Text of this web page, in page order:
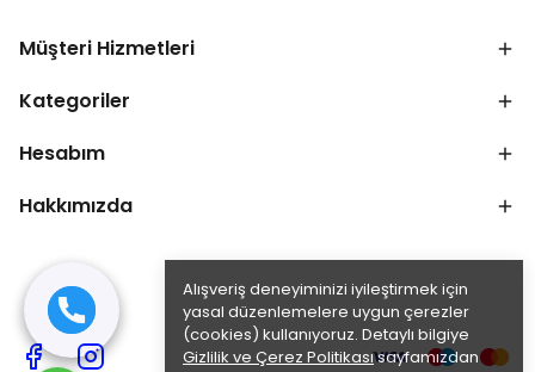
Alışveriş deneyiminizi iyileştirmek için
yasal düzenlemelere uygun çerezler
(cookies) kullanıyoruz. Detaylı bilgiye
Gizlilik ve Çerez Politikasısayfamızdan
Müşteri Hizmetleri
Kategoriler
Hesabım
Hakkımızda